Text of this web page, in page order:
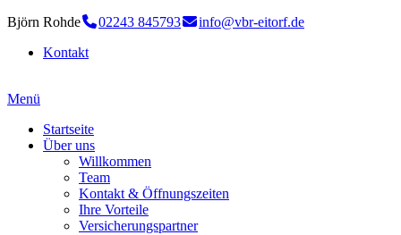
Björn Rohde 02243 845793
info@vbr-eitorf.de
Kontakt
Menü
Startseite
Über uns
Willkommen
Team
Kontakt & Öffnungszeiten
Ihre Vorteile
Versicherungspartner